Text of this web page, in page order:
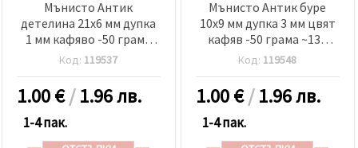
Мънисто Антик
детелина 21x6 мм дупка
1 мм кафяво -50 грама
~42 броя
Код: 119537
1.00€/1.96 лв.
1-4 пак.
Мънисто Антик буре
10x9 мм дупка 3 мм цвят
кафяв -50 грама ~130
броя
Код: 119548
1.00€/1.96 лв.
1-4 пак.